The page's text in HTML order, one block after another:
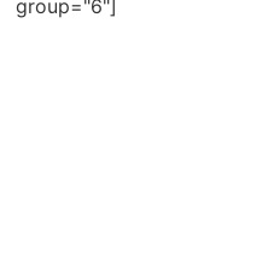
group="6"]